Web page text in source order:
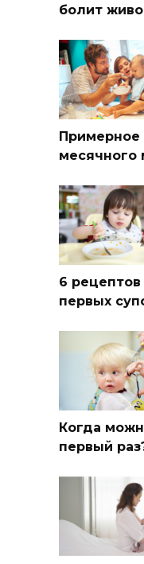
болит
6
первых
Когда
первый